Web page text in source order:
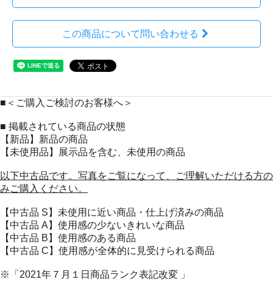
この商品について問い合わせる
■＜ご購入ご検討のお客様へ＞
■ 掲載されている商品の状態
【新品】新品の商品
【未使用品】展示品を含む、未使用の商品
以下中古品です。写真をご覧になって、ご理解いただける方の
みご購入ください。
【中古品 S】未使用に近い商品・仕上げ済みの商品
【中古品 A】使用感の少ないきれいな商品
【中古品 B】使用感のある商品
【中古品 C】使用感が全体的に見受けられる商品
※「2021年７月１日商品ランク表記改変 」